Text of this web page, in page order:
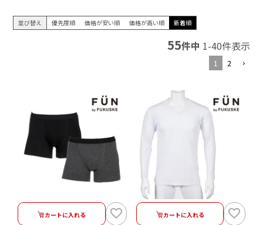
並び替え 優先度順 価格が安い順 価格が高い順 新着順
55件中 1-40件表示
1 2
カートに入れる カートに入れる